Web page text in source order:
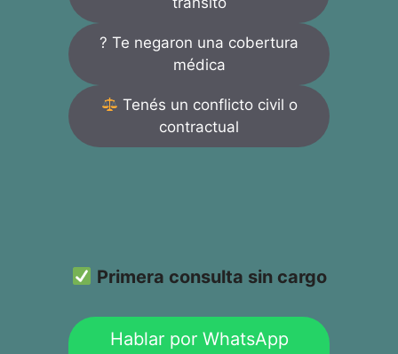
? Te negaron una cobertura
médica
Tenés un conflicto civil o
contractual
Primera consulta sin cargo
Hablar por WhatsApp